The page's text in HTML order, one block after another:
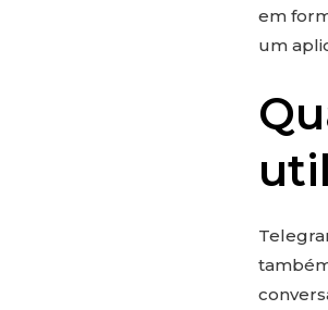
em
um